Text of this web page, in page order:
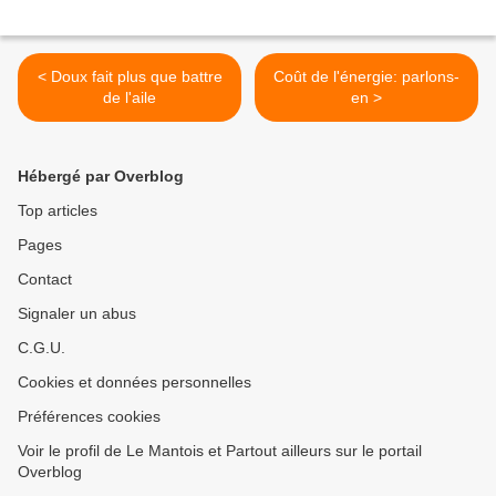
lors de la conférence sociale, n’est toujours pas
commencée.
fixé n’est pas assez contraignant pour
les entreprises, notamment vis-à-vis
des accords de branches et
d’entreprises et qu’il subsiste trop de
risques d’effets d’aubaine, de même il
n’est pas prévu d’évaluation du
dispositif.
La CGT veillera lors des futures négociations à
ce que toutes les conditions soient créées pour
< Doux fait plus que battre
de l'aile
Coût de l'énergie: parlons-
en >
Hébergé par Overblog
Top articles
Pages
Contact
Signaler un abus
C.G.U.
Cookies et données personnelles
Préférences cookies
Voir le profil de Le Mantois et Partout ailleurs sur le portail
Overblog